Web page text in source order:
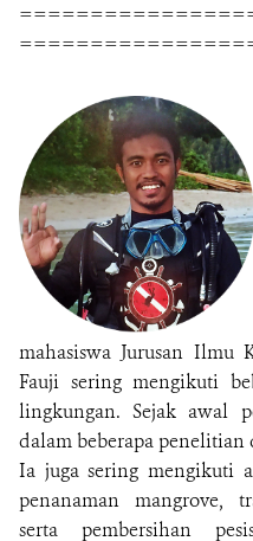
mahasiswa Jurusan Ilmu
Fauji sering mengikuti
lingkungan. Sejak awal
dalam beberapa
Ia juga sering mengikuti
penanaman mangrove,
serta pembersihan